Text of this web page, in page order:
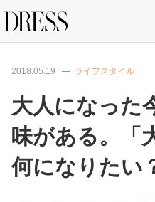
特集記事
DRESS部活
2018.05.19 ライフスタイル
大人になった
味がある。「
何になりたい